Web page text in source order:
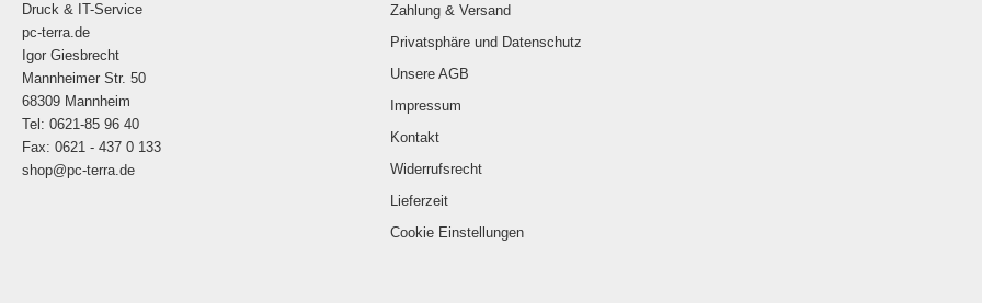
Druck & IT-Service
pc-terra.de
Igor Giesbrecht
Mannheimer Str. 50
68309 Mannheim
Tel: 0621-85 96 40
Fax: 0621 - 437 0 133
shop@pc-terra.de
Zahlung & Versand
Privatsphäre und Datenschutz
Unsere AGB
Impressum
Kontakt
Widerrufsrecht
Lieferzeit
Cookie Einstellungen